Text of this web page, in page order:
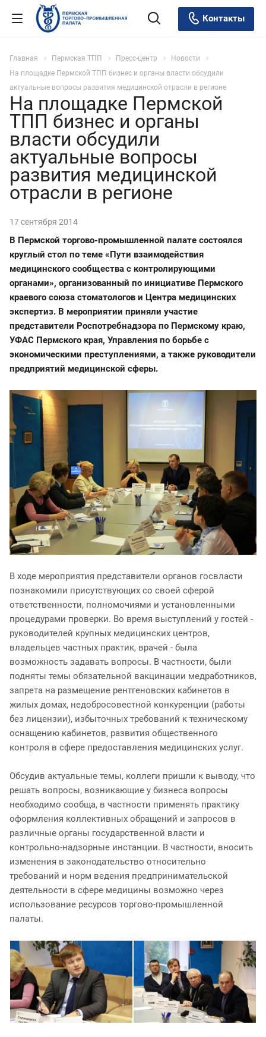
Контакты
Главная Пермская ТПП Пресс-центр
Новости
На площадке Пермской ТПП бизнес и органы власти обсудили
актуальные вопросы развития медицинской отрасли в регионе
На площадке Пермской
ТПП бизнес и органы
власти обсудили
актуальные вопросы
развития медицинской
отрасли в регионе
17 сентября 2014
В Пермской торгово-промышленной палате состоялся
круглый стол по теме «Пути взаимодействия
медицинского сообщества с контролирующими
органами», организованный по инициативе Пермского
краевого союза стоматологов и Центра медицинских
экспертиз. В мероприятии приняли участие
представители Роспотребнадзора по Пермскому краю,
УФАС Пермского края, Управления по борьбе с
экономическими преступлениями, а также руководители
предприятий медицинской сферы.
В ходе мероприятия представители органов госвласти
познакомили присутствующих со своей сферой
ответственности, полномочиями и установленными
процедурами проверки. Во время выступлений у гостей -
руководителей крупных медицинских центров,
владельцев частных практик, врачей - была
возможность задавать вопросы. В частности, были
подняты темы обязательной вакцинации медработников,
запрета на размещение рентгеновских кабинетов в
жилых домах, недобросовестной конкуренции (работы
без лицензии), избыточных требований к техническому
оснащению кабинетов, развития общественного
контроля в сфере предоставления медицинских услуг.
Обсудив актуальные темы, коллеги пришли к выводу, что
решать вопросы, возникающие у бизнеса вопросы
необходимо сообща, в частности применять практику
оформления коллективных обращений и запросов в
различные органы государственной власти и
контрольно-надзорные инстанции. В частности, вносить
изменения в законодательство относительно
требований и норм ведения предпринимательской
деятельности в сфере медицины возможно через
использование ресурсов торгово-промышленной
палаты.